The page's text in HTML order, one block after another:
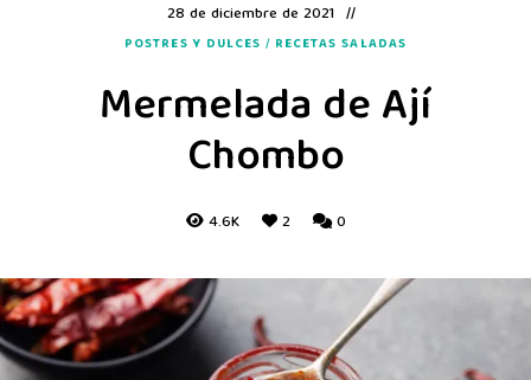
28 de diciembre de 2021
POSTRES Y DULCES / RECETAS SALADAS
Mermelada de Ají
Chombo
4.6K 2 0